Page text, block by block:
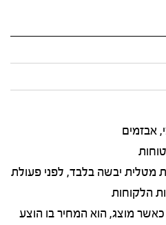
אבזמים
מטלית יבשה בלבד, לפני פעולת
הלקוחות
מוצג, הוא המחיר בו הוצע